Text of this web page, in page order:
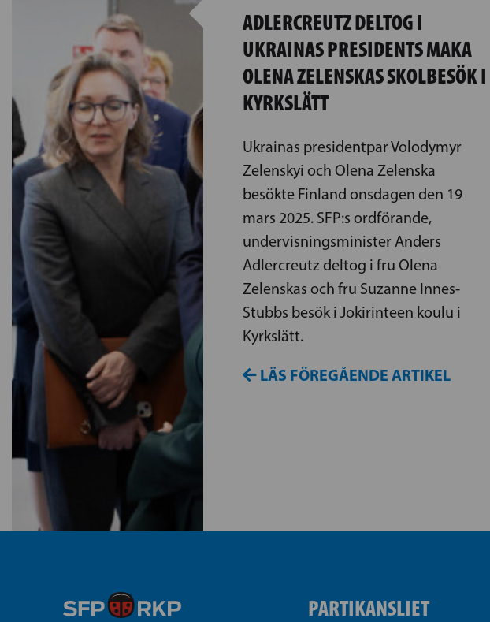
ADLERCREUTZ DELTOG I
UKRAINAS PRESIDENTS MAKA
OLENA ZELENSKAS SKOLBESÖK I
KYRKSLÄTT
Ukrainas presidentpar Volodymyr
Zelenskyi och Olena Zelenska
besökte Finland onsdagen den 19
mars 2025. SFP:s ordförande,
undervisningsminister Anders
Adlercreutz deltog i fru Olena
Zelenskas och fru Suzanne Innes-
Stubbs besök i Jokirinteen koulu i
Kyrkslätt.
LÄS FÖREGÅENDE ARTIKEL
PARTIKANSLIET